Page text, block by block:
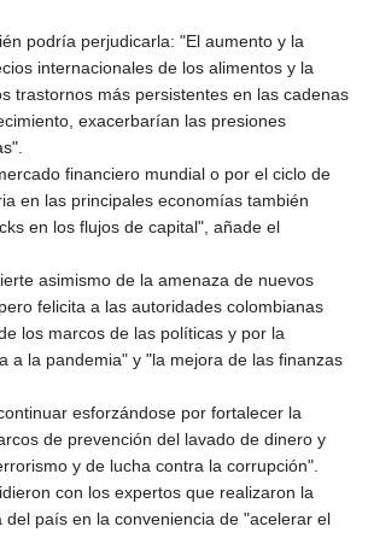
podría perjudicarla: "El aumento y la
internacionales de los alimentos y la
trastornos más persistentes en las cadenas
exacerbarían las presiones
financiero mundial o por el ciclo de
en las principales economías también
en los flujos de capital", añade el
asimismo de la amenaza de nuevos
felicita a las autoridades colombianas
los marcos de las políticas y por la
a la pandemia" y "la mejora de las finanzas
esforzándose por fortalecer la
de prevención del lavado de dinero y
y de lucha contra la corrupción".
con los expertos que realizaron la
del país en la conveniencia de "acelerar el